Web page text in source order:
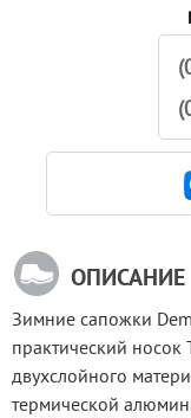
ОПИСАНИЕ
Зимние сапожки
практический
двухслойного
термической